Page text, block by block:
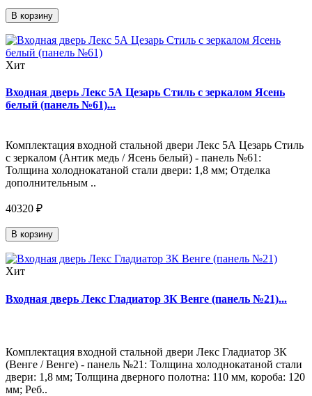
В корзину
Хит
Входная дверь Лекс 5А Цезарь Стиль с зеркалом Ясень
белый (панель №61)...
Комплектация входной стальной двери Лекс 5А Цезарь Стиль
с зеркалом (Антик медь / Ясень белый) - панель №61:
Толщина холоднокатаной стали двери: 1,8 мм; Отделка
дополнительным ..
40320 ₽
В корзину
Хит
Входная дверь Лекс Гладиатор 3К Венге (панель №21)...
Комплектация входной стальной двери Лекс Гладиатор 3К
(Венге / Венге) - панель №21: Толщина холоднокатаной стали
двери: 1,8 мм; Толщина дверного полотна: 110 мм, короба: 120
мм; Реб..